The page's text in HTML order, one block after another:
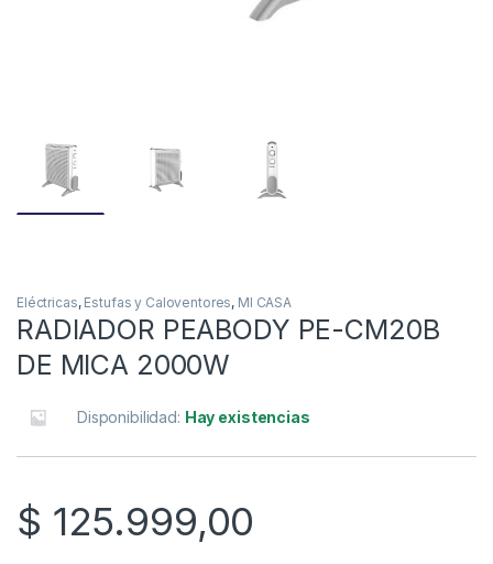
Eléctricas, Estufas y Caloventores, MI CASA
RADIADOR PEABODY PE-CM20B
DE MICA 2000W
Disponibilidad: Hay existencias
$ 125.999,00